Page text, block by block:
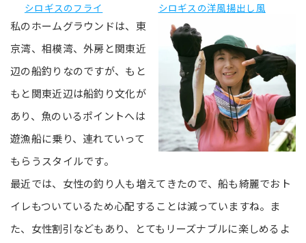
シロギスのフライ シロギスの洋風揚出し風
私のホームグラウンドは、東
京湾、相模湾、外房と関東近
辺の船釣りなのですが、もと
もと関東近辺は船釣り文化が
あり、魚のいるポイントへは
遊漁船に乗り、連れていって
もらうスタイルです。
最近では、女性の釣り人も増えてきたので、船も綺麗でおト
イレもついているため心配することは減っていますね。ま
た、女性割引などもあり、とてもリーズナブルに楽しめるよ